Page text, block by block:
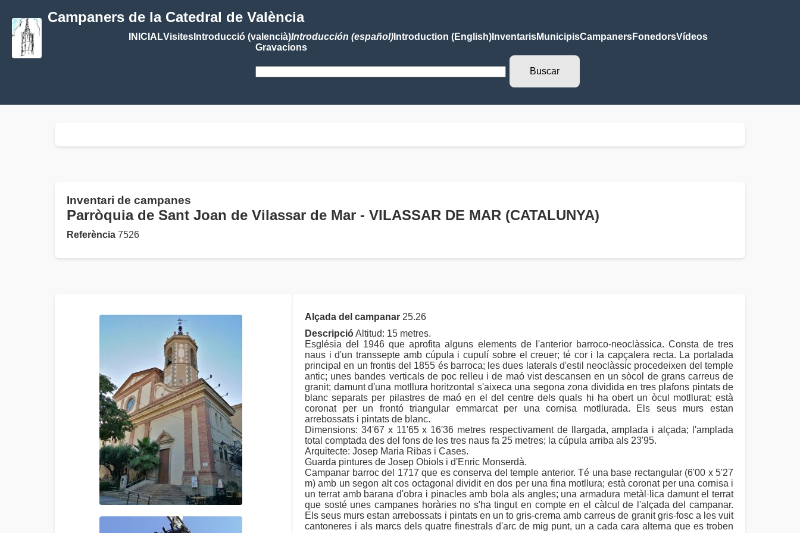
Campaners de la Catedral de València
INICIALVisitesIntroducció (valencià)Introducción (español)Introduction (English)InventarisMunicipisCampanersFonedorsVídeos
Gravacions
Inventari de campanes
Parròquia de Sant Joan de Vilassar de Mar - VILASSAR DE MAR (CATALUNYA)
Referència 7526
Alçada del campanar 25.26
DescripcióAltitud: 15 metres.
Església del 1946 que aprofita alguns elements de l'anterior barroco-neoclàssica. Consta de tres
naus i d'un transsepte amb cúpula i cupulí sobre el creuer; té cor i la capçalera recta. La portalada
principal en un frontis del 1855 és barroca; les dues laterals d'estil neoclàssic procedeixen del temple
antic; unes bandes verticals de poc relleu i de maó vist descansen en un sòcol de grans carreus de
granit; damunt d'una motllura horitzontal s'aixeca una segona zona dividida en tres plafons pintats de
blanc separats per pilastres de maó en el del centre dels quals hi ha obert un òcul motllurat; està
coronat per un frontó triangular emmarcat per una cornisa motllurada. Els seus murs estan
arrebossats i pintats de blanc.
Dimensions: 34'67 x 11'65 x 16'36 metres respectivament de llargada, amplada i alçada; l'amplada
total comptada des del fons de les tres naus fa 25 metres; la cúpula arriba als 23'95.
Arquitecte: Josep Maria Ribas i Cases.
Guarda pintures de Josep Obiols i d'Enric Monserdà.
Campanar barroc del 1717 que es conserva del temple anterior. Té una base rectangular (6'00 x 5'27
m) amb un segon alt cos octagonal dividit en dos per una fina motllura; està coronat per una cornisa i
un terrat amb barana d'obra i pinacles amb bola als angles; una armadura metàl·lica damunt el terrat
que sosté unes campanes horàries no s'ha tingut en compte en el càlcul de l'alçada del campanar.
Els seus murs estan arrebossats i pintats en un to gris-crema amb carreus de granit gris-fosc a les vuit
cantoneres i als marcs dels quatre finestrals d'arc de mig punt, un a cada cara alterna que es troben